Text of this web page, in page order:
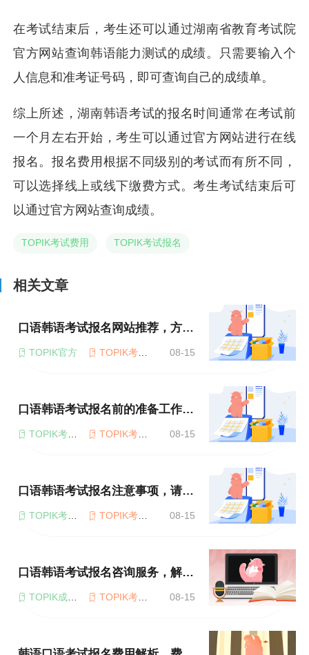
在考试结束后，考生还可以通过湖南省教育考试院
官方网站查询韩语能力测试的成绩。只需要输入个
人信息和准考证号码，即可查询自己的成绩单。
综上所述，湖南韩语考试的报名时间通常在考试前
一个月左右开始，考生可以通过官方网站进行在线
报名。报名费用根据不同级别的考试而有所不同，
可以选择线上或线下缴费方式。考生考试结束后可
以通过官方网站查询成绩。
TOPIK考试费用 TOPIK考试报名
相关文章
口语韩语考试报名网站推荐，方便快捷报名
TOPIK官方 TOPIK考试报名 08-15
口语韩语考试报名前的准备工作，提前了解
TOPIK考试费用 TOPIK考试报名 08-15
口语韩语考试报名注意事项，请务必留心
TOPIK考试费用 TOPIK考试报名 08-15
口语韩语考试报名咨询服务，解答你的疑惑
TOPIK成绩查询 TOPIK考试费用 08-15